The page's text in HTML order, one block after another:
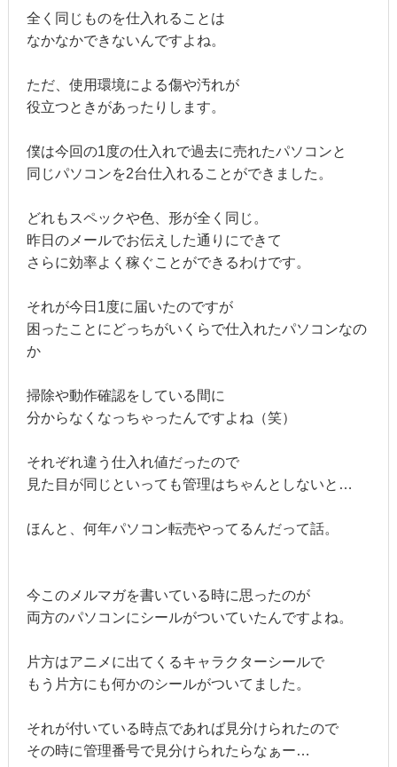
全く同じものを仕入れることは
なかなかできないんですよね。
ただ、使用環境による傷や汚れが
役立つときがあったりします。
僕は今回の1度の仕入れで過去に売れたパソコンと
同じパソコンを2台仕入れることができました。
どれもスペックや色、形が全く同じ。
昨日のメールでお伝えした通りにできて
さらに効率よく稼ぐことができるわけです。
それが今日1度に届いたのですが
困ったことにどっちがいくらで仕入れたパソコンなの
か
掃除や動作確認をしている間に
分からなくなっちゃったんですよね（笑）
それぞれ違う仕入れ値だったので
見た目が同じといっても管理はちゃんとしないと…
ほんと、何年パソコン転売やってるんだって話。
今このメルマガを書いている時に思ったのが
両方のパソコンにシールがついていたんですよね。
片方はアニメに出てくるキャラクターシールで
もう片方にも何かのシールがついてました。
それが付いている時点であれば見分けられたので
その時に管理番号で見分けられたらなぁー…